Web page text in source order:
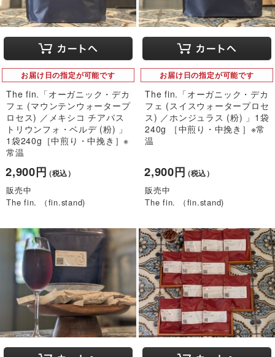
お届け日の指定が可能です
The fin.「オーガニック・デカ
フェ (マウンテンウォータープ
ロセス) ／メキシコ チアパス
トリウンフォ・ベルデ (粉) 」
1袋240g［中煎り・中挽き］※
常温
2,900円（税込）
販売中
The fin. （fin.stand)
お届け日の指定が可能です
The fin.「オーガニック・デカ
フェ (スイスウォータープロセ
ス) ／ホンジュラス (粉) 」1袋
240g ［中煎り・中挽き］※常
温
2,900円（税込）
販売中
The fin. （fin.stand)